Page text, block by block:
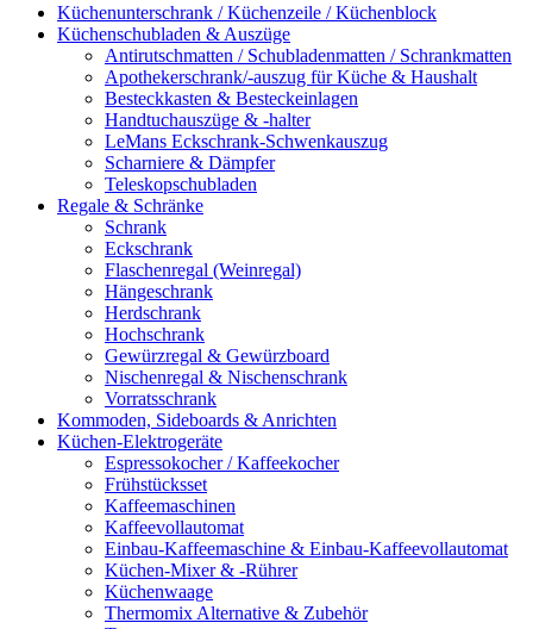
Küchenunterschrank / Küchenzeile / Küchenblock
Küchenschubladen & Auszüge
Antirutschmatten / Schubladenmatten / Schrankmatten
Apothekerschrank/-auszug für Küche & Haushalt
Besteckkasten & Besteckeinlagen
Handtuchauszüge & -halter
LeMans Eckschrank-Schwenkauszug
Scharniere & Dämpfer
Teleskopschubladen
Regale & Schränke
Schrank
Eckschrank
Flaschenregal (Weinregal)
Hängeschrank
Herdschrank
Hochschrank
Gewürzregal & Gewürzboard
Nischenregal & Nischenschrank
Vorratsschrank
Kommoden, Sideboards & Anrichten
Küchen-Elektrogeräte
Espressokocher / Kaffeekocher
Frühstücksset
Kaffeemaschinen
Kaffeevollautomat
Einbau-Kaffeemaschine & Einbau-Kaffeevollautomat
Küchen-Mixer & -Rührer
Küchenwaage
Thermomix Alternative & Zubehör